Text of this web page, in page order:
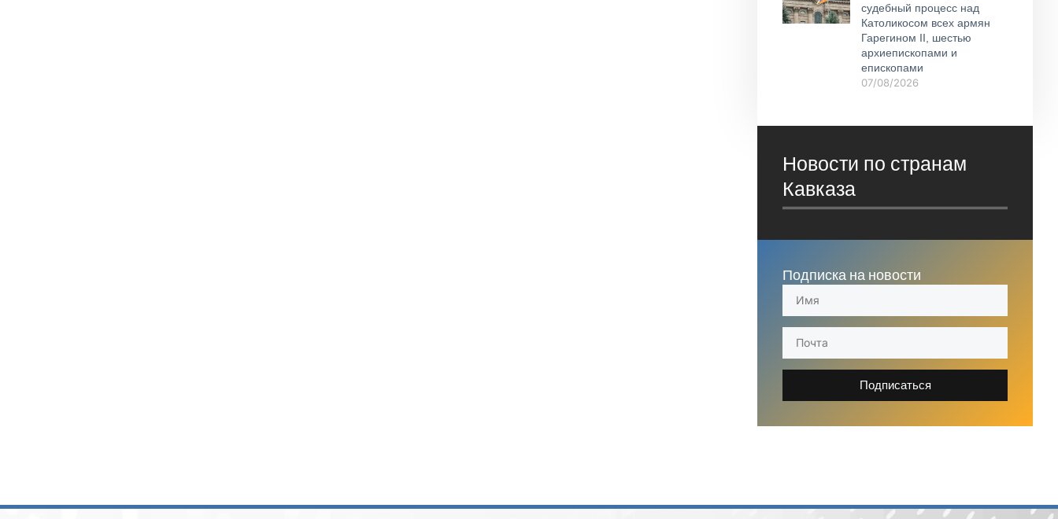
судебный процесс над
Католикосом всех армян
Гарегином II, шестью
архиепископами и
епископами
07/08/2026
Новости по странам
Кавказа
Подписка на новости
Подписаться